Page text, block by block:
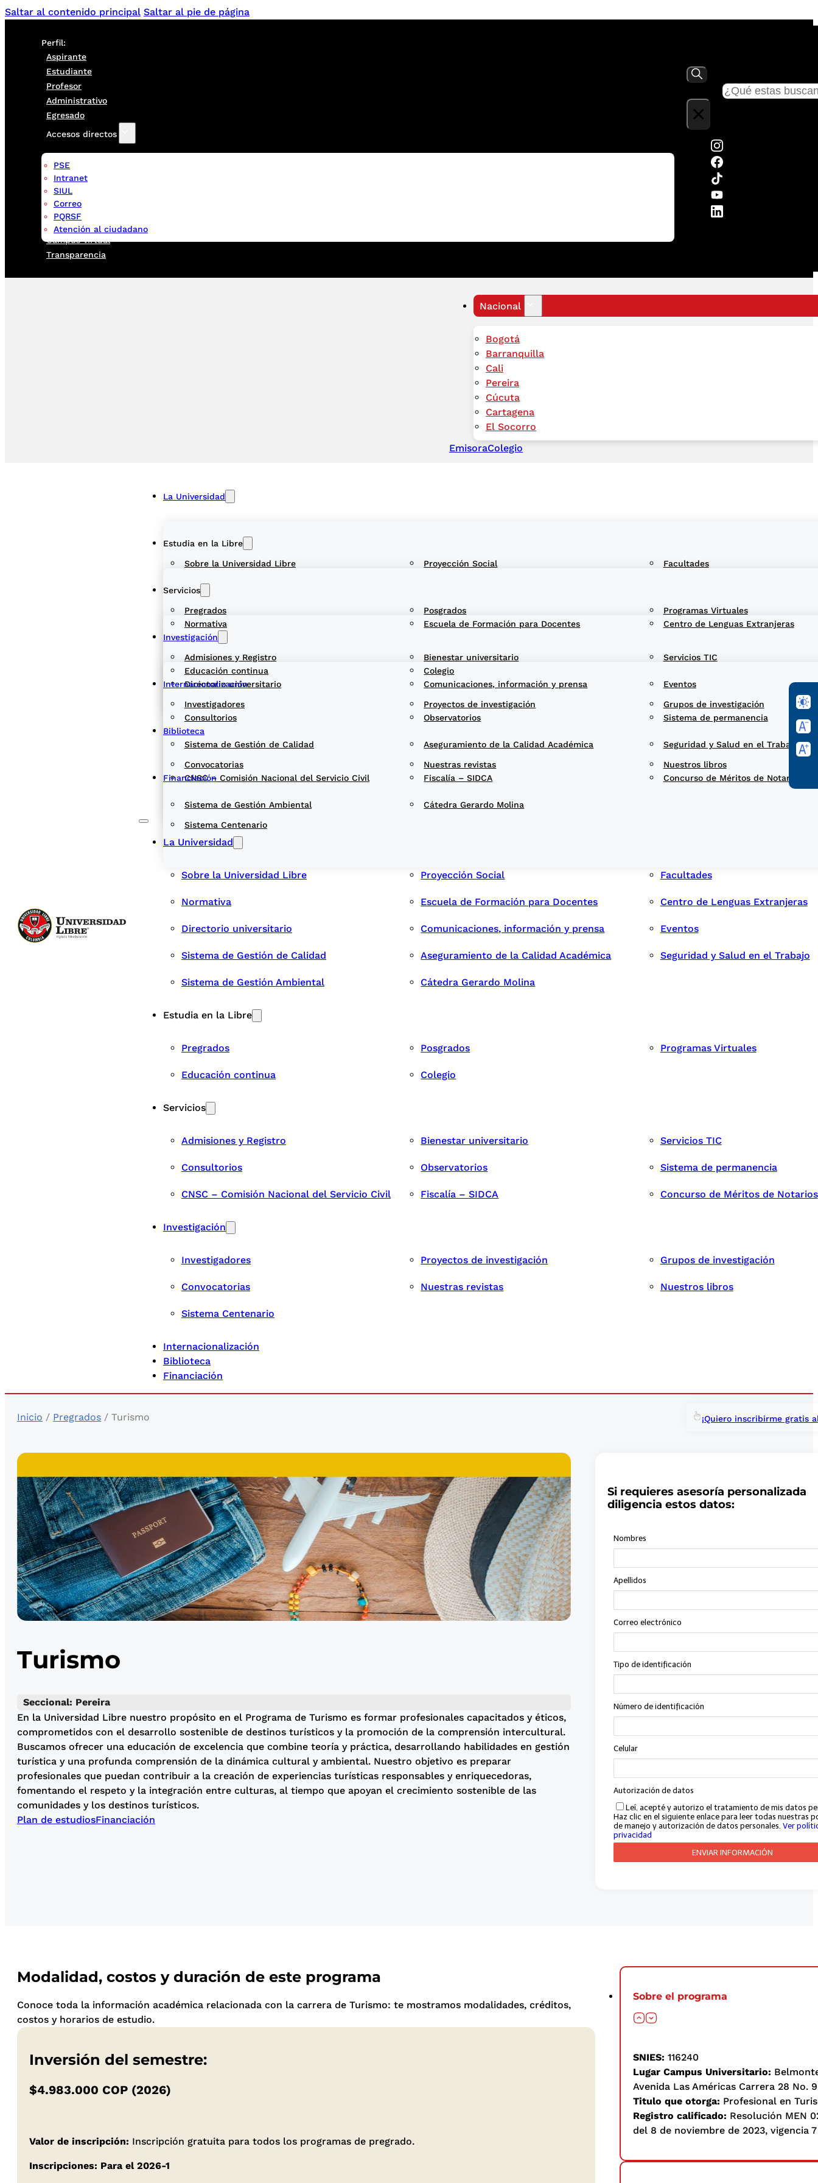
Saltar al contenido principal Saltar al pie de página
Perfil:
Aspirante
Estudiante
Profesor
Administrativo
Egresado
Accesos directos
PSE
Intranet
SIUL
Correo
PQRSF
Atención al ciudadano
Campus virtual
Transparencia
×
Nacional
Bogotá
Barranquilla
Cali
Pereira
Cúcuta
Cartagena
El Socorro
EmisoraColegio
La Universidad
Sobre la Universidad Libre Proyección Social Facultades
Normativa Escuela de Formación para Docentes Centro de Lenguas Extranjeras
Directorio universitario Comunicaciones, información y prensa Eventos
Sistema de Gestión de Calidad Aseguramiento de la Calidad Académica Seguridad y Salud en el Trabajo
Sistema de Gestión Ambiental Cátedra Gerardo Molina
Estudia en la Libre
Pregrados Posgrados Programas Virtuales
Educación continua Colegio
Servicios
Admisiones y Registro Bienestar universitario Servicios TIC
Consultorios Observatorios Sistema de permanencia
CNSC – Comisión Nacional del Servicio Civil Fiscalía – SIDCA Concurso de Méritos de Notarios
Investigación
Investigadores Proyectos de investigación Grupos de investigación
Convocatorias Nuestras revistas Nuestros libros
Sistema Centenario
Internacionalización
Biblioteca
Financiación
La Universidad
Sobre la Universidad Libre Proyección Social Facultades
Normativa Escuela de Formación para Docentes Centro de Lenguas Extranjeras
Directorio universitario Comunicaciones, información y prensa Eventos
Sistema de Gestión de Calidad Aseguramiento de la Calidad Académica Seguridad y Salud en el Trabajo
Sistema de Gestión Ambiental Cátedra Gerardo Molina
Estudia en la Libre
Pregrados Posgrados Programas Virtuales
Educación continua Colegio
Servicios
Admisiones y Registro Bienestar universitario Servicios TIC
Consultorios Observatorios Sistema de permanencia
CNSC – Comisión Nacional del Servicio Civil Fiscalía – SIDCA Concurso de Méritos de Notarios
Investigación
Investigadores Proyectos de investigación Grupos de investigación
Convocatorias Nuestras revistas Nuestros libros
Sistema Centenario
Internacionalización
Biblioteca
Financiación
Inicio / Pregrados / Turismo ¡Quiero inscribirme gratis
Turismo
Seccional: Pereira
En la Universidad Libre nuestro propósito en el Programa de Turismo es formar profesionales capacitados y éticos,
comprometidos con el desarrollo sostenible de destinos turísticos y la promoción de la comprensión intercultural.
Buscamos ofrecer una educación de excelencia que combine teoría y práctica, desarrollando habilidades en gestión
turística y una profunda comprensión de la dinámica cultural y ambiental. Nuestro objetivo es preparar
profesionales que puedan contribuir a la creación de experiencias turísticas responsables y enriquecedoras,
fomentando el respeto y la integración entre culturas, al tiempo que apoyan el crecimiento sostenible de las
comunidades y los destinos turísticos.
Plan de estudiosFinanciación
Si requieres asesoría personalizada
diligencia estos datos:
Modalidad, costos y duración de este programa
Conoce toda la información académica relacionada con la carrera de Turismo: te mostramos modalidades, créditos,
costos y horarios de estudio.
Inversión del semestre:
$4.983.000 COP (2026)
Valor de inscripción: Inscripción gratuita para todos los programas de pregrado.
Inscripciones: Para el 2026-1
Sobre el programa
SNIES: 116240
Lugar Campus Universitario:
Avenida Las Américas Carrera 28 No.
Titulo que otorga: Profesional en
Registro calificado: Resolución MEN
del 8 de noviembre de 2023, vigencia